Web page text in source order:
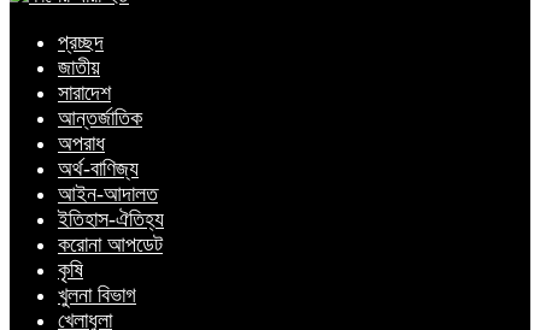
প্রচ্ছদ
জাতীয়
সারাদেশ
আন্তর্জাতিক
অপরাধ
অর্থ-বাণিজ্য
আইন-আদালত
ইতিহাস-ঐতিহ্য
করোনা আপডেট
কৃষি
খুলনা বিভাগ
খেলাধুলা